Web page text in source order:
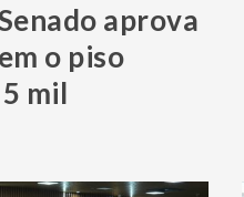
aprova
o piso
mil